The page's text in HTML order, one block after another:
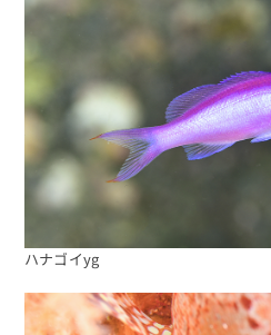
ハナゴイyg